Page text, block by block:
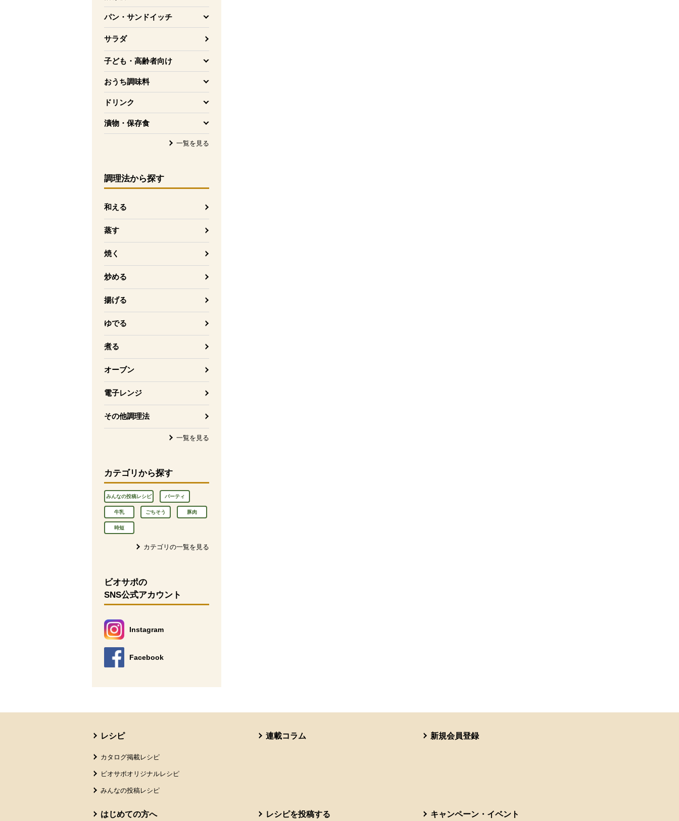
パン・サンドイッチ
を開く
サラダ
子ども・高齢者向け
を開く
おうち調味料
を開く
ドリンク
を開く
漬物・保存食
を開く
一覧を見る
調理法から探す
和える
蒸す
焼く
炒める
揚げる
ゆでる
煮る
オーブン
電子レンジ
その他調理法
一覧を見る
カテゴリから探す
みんなの投稿レシピ パーティ
牛乳 ごちそう 豚肉
時短
カテゴリの一覧を見る
ビオサポの
SNS公式アカウント
Instagram
別のウィンドウで開きます。
Facebook
別のウィンドウで開きます。
レシピ
カタログ掲載レシピ
ビオサポオリジナルレシピ
みんなの投稿レシピ
連載コラム 新規会員登録
はじめての方へ レシピを投稿する キャンペーン・イベント